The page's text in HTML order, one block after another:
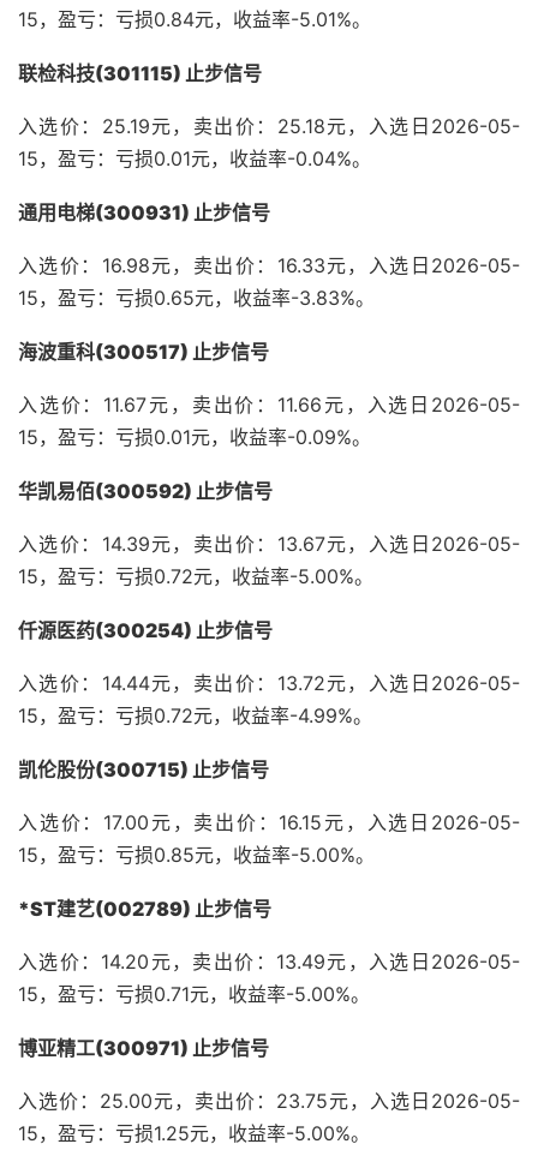
15，盈亏：亏损0.84元，收益率-5.01%。
联检科技(301115) 止步信号
入选价：25.19元，卖出价：25.18元，入选日2026-05-
15，盈亏：亏损0.01元，收益率-0.04%。
通用电梯(300931) 止步信号
入选价：16.98元，卖出价：16.33元，入选日2026-05-
15，盈亏：亏损0.65元，收益率-3.83%。
海波重科(300517) 止步信号
入选价：11.67元，卖出价：11.66元，入选日2026-05-
15，盈亏：亏损0.01元，收益率-0.09%。
华凯易佰(300592) 止步信号
入选价：14.39元，卖出价：13.67元，入选日2026-05-
15，盈亏：亏损0.72元，收益率-5.00%。
仟源医药(300254) 止步信号
入选价：14.44元，卖出价：13.72元，入选日2026-05-
15，盈亏：亏损0.72元，收益率-4.99%。
凯伦股份(300715) 止步信号
入选价：17.00元，卖出价：16.15元，入选日2026-05-
15，盈亏：亏损0.85元，收益率-5.00%。
*ST建艺(002789) 止步信号
入选价：14.20元，卖出价：13.49元，入选日2026-05-
15，盈亏：亏损0.71元，收益率-5.00%。
博亚精工(300971) 止步信号
入选价：25.00元，卖出价：23.75元，入选日2026-05-
15，盈亏：亏损1.25元，收益率-5.00%。